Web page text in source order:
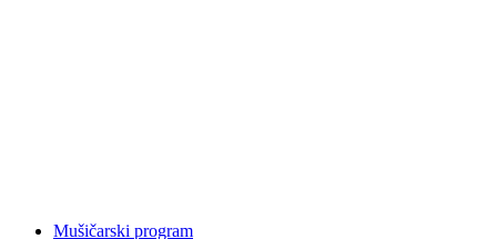
Mušičarski program